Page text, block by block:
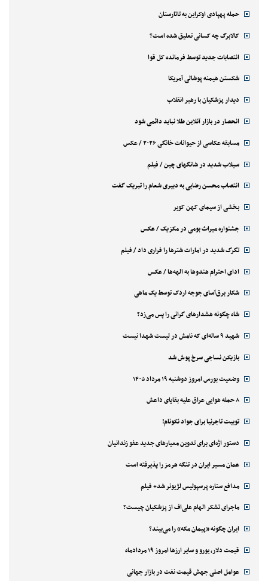
حمله پهپادی اوکراین به تاتارستان
کالابرگ چه کسانی تعلیق شده است؟
انتصابات جدید توسط فرمانده کل قوا
شکستن هیمنه پوشالی آمریکا
دیدار پزشکیان با رهبر انقلاب
انحصار در بازار آنلاین طلا نباید دائمی شود
مسابقه عکاسی از حیوانات خانگی ۲۰۲۶ / عکس
سیلاب شدید در شانگهای چین / فیلم
انتصاب محسن رضایی به دبیری شعام را تبریک گفت
بخشی از سیمای کهن کویر
جشنواره میراث بومی در مکزیک / عکس
تگرگ شدید در امارات شترها را فراری داد / فیلم
ادای احترام هندوها به الهه‌ها / عکس
شکار برق‌آسای جوجه اردک توسط یک ماهی
شاه چگونه هشدارهای گرانی را پس می‌زد؟
شهید ۹ ساله‌ای که نامش در لیست شهدا نیست
بازیکن نساجی سرخ پوش شد
وضعیت بورس امروز دوشنبه ۱۹ مرداد ۱۴۰۵
۸ حمله هوایی عراق علیه بقایای داعش
توییت تاجرنیا برای جواد نکونام!
دستور اژه‌ای برای تدوین معیارهای جدید عفو زندانیان
عمان مسیر ایران در تنگه هرمز را پذیرفته است
مدافع ستاره پرسپولیس لژیونر شد+ فیلم
ماجرای تشکر الهام علی‌اف از پزشکیان چیست؟
ایران چگونه «پیمان مکه» را می‌بیند؟
قیمت دلار، یورو و سایر ارزها امروز ۱۹ مردادماه
عوامل اصلی جهش قیمت نفت در بازار جهانی